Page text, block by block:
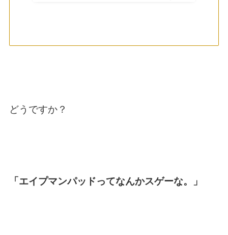
どうですか？
「エイプマンパッドってなんかスゲーな。」